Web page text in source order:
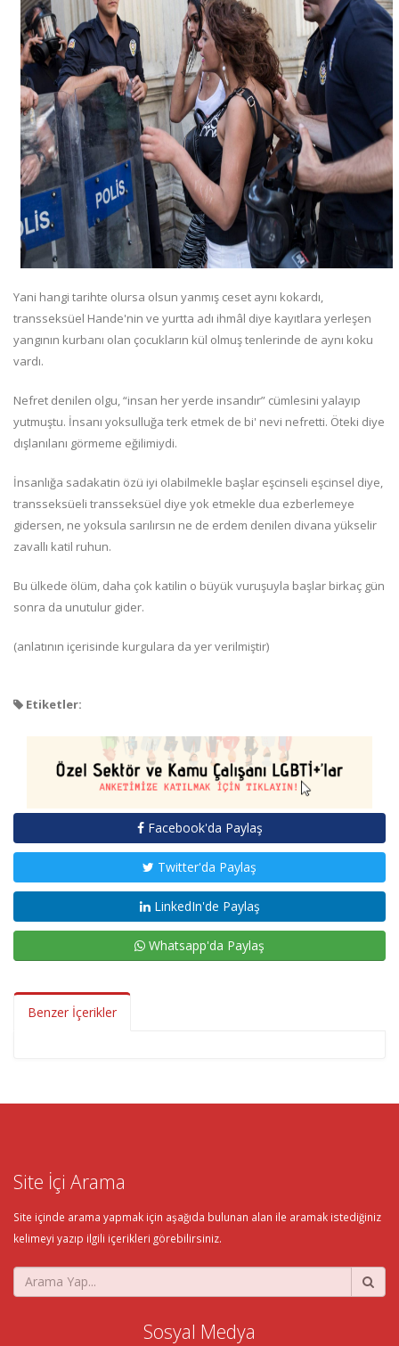
Yani hangi tarihte olursa olsun yanmış ceset aynı kokardı,
transseksüel Hande'nin ve yurtta adı ihmâl diye kayıtlara yerleşen
yangının kurbanı olan çocukların kül olmuş tenlerinde de aynı koku
vardı.
Nefret denilen olgu, “insan her yerde insandır” cümlesini yalayıp
yutmuştu. İnsanı yoksulluğa terk etmek de bi' nevi nefretti. Öteki diye
dışlanılanı görmeme eğilimiydi.
İnsanlığa sadakatin özü iyi olabilmekle başlar eşcinseli eşcinsel diye,
transseksüeli transseksüel diye yok etmekle dua ezberlemeye
gidersen, ne yoksula sarılırsın ne de erdem denilen divana yükselir
zavallı katil ruhun.
Bu ülkede ölüm, daha çok katilin o büyük vuruşuyla başlar birkaç gün
sonra da unutulur gider.
(anlatının içerisinde kurgulara da yer verilmiştir)
Etiketler:
Facebook'da Paylaş
Twitter'da Paylaş
LinkedIn'de Paylaş
Whatsapp'da Paylaş
Benzer İçerikler
Site İçi Arama
Site içinde arama yapmak için aşağıda bulunan alan ile aramak istediğiniz
kelimeyi yazıp ilgili içerikleri görebilirsiniz.
Sosyal Medya